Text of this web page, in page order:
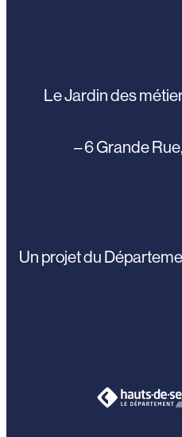
Le Jardin des
– 6 Grande
Un projet du